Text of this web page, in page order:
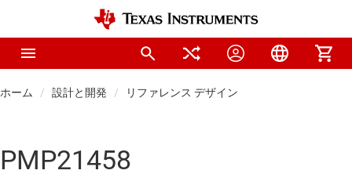
ホーム 設計と開発 リファレンス デザイン
PMP21458